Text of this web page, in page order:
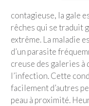
contagieuse, la gale
rêches qui se traduit
extrême. La maladie
d’un parasite
creuse des galeries à
l’infection. Cette
facilement d’autres
peau à proximité.